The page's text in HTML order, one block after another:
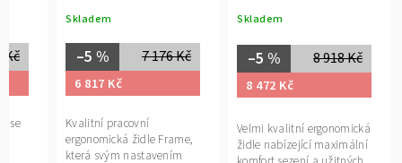
Kč
se
Skladem
7 176 Kč
–5 %
6 817 Kč
Kvalitní pracovní
ergonomická židle Frame,
která svým nastavením
Skladem
8 918 Kč
–5 %
8 472 Kč
Velmi kvalitní ergonomická
židle nabízející maximální